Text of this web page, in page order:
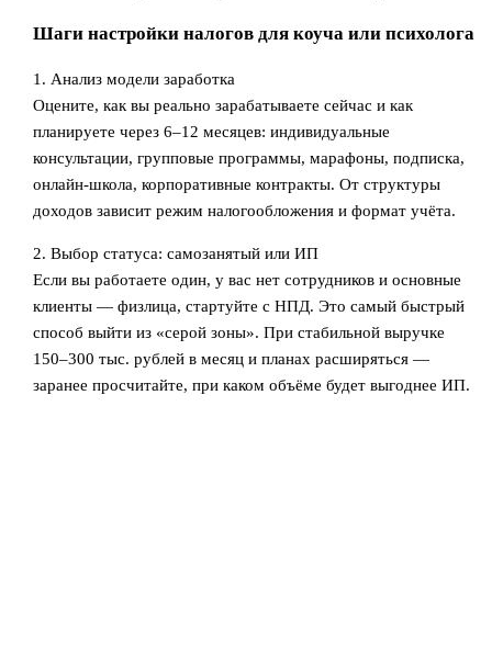
Шаги настройки налогов для коуча или психолога
1. Анализ модели заработка
Оцените, как вы реально зарабатываете сейчас и как
планируете через 6–12 месяцев: индивидуальные
консультации, групповые программы, марафоны, подписка,
онлайн‑школа, корпоративные контракты. От структуры
доходов зависит режим налогообложения и формат учёта.
2. Выбор статуса: самозанятый или ИП
Если вы работаете один, у вас нет сотрудников и основные
клиенты — физлица, стартуйте с НПД. Это самый быстрый
способ выйти из «серой зоны». При стабильной выручке
150–300 тыс. рублей в месяц и планах расширяться —
заранее просчитайте, при каком объёме будет выгоднее ИП.